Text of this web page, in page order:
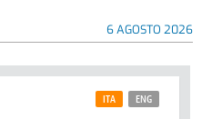
6 AGOSTO 2026